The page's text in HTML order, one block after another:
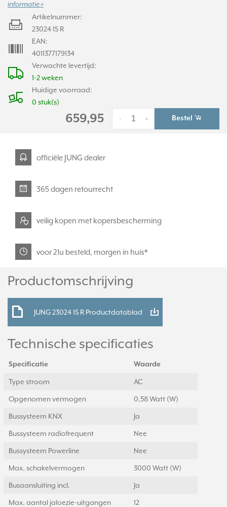
informatie »
Verwachte levertijd:
1-2 weken
Huidige voorraad:
0 stuk(s)
Artikelnummer:
23024 1S R
EAN:
4011377179134
659,95 +
- Bestel
officiële JUNG dealer
365 dagen retourrecht
veilig kopen met kopersbescherming
voor 21u besteld, morgen in huis*
Productomschrijving
JUNG 23024 1S R Productdatablad
Technische specificaties
Specificatie Waarde
Type stroom AC
Opgenomen vermogen 0,58 Watt (W)
Bussysteem KNX Ja
Bussysteem radiofrequent Nee
Bussysteem Powerline Nee
Max. schakelvermogen 3000 Watt (W)
Busaansluiting incl. Ja
Max. aantal jaloezie-uitgangen 12